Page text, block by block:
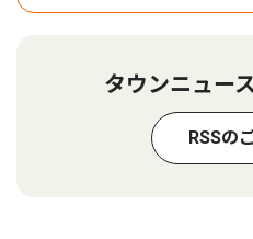
タウンニュー
RSSの